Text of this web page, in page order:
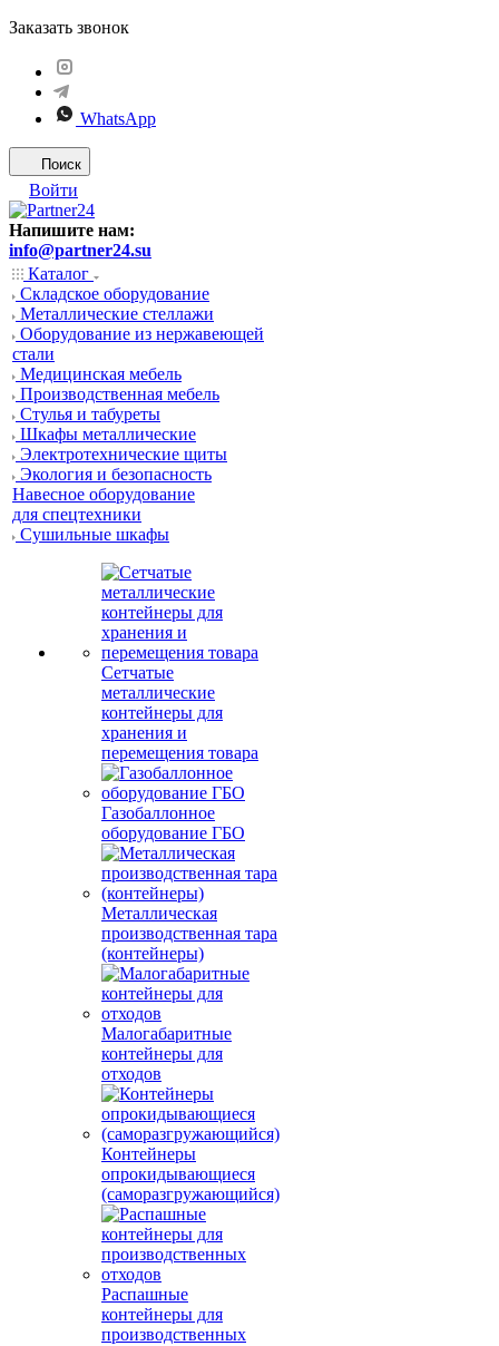
Заказать звонок
WhatsApp
Поиск
Войти
Напишите нам:
info@partner24.su
Каталог
Складское оборудование
Металлические стеллажи
Оборудование из нержавеющей
стали
Медицинская мебель
Производственная мебель
Стулья и табуреты
Шкафы металлические
Электротехнические щиты
Экология и безопасность
Навесное оборудование
для спецтехники
Сушильные шкафы
Сетчатые
металлические
контейнеры для
хранения и
перемещения товара
Газобаллонное
оборудование ГБО
Металлическая
производственная тара
(контейнеры)
Малогабаритные
контейнеры для
отходов
Контейнеры
опрокидывающиеся
(саморазгружающийся)
Распашные
контейнеры для
производственных